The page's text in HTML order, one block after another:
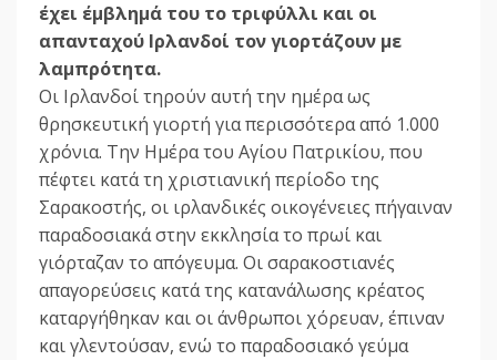
έχει έμβλημά του το τριφύλλι και οι
απανταχού Ιρλανδοί τον γιορτάζουν με
λαμπρότητα.
Οι Ιρλανδοί τηρούν αυτή την ημέρα ως
θρησκευτική γιορτή για περισσότερα από 1.000
χρόνια. Την Ημέρα του Αγίου Πατρικίου, που
πέφτει κατά τη χριστιανική περίοδο της
Σαρακοστής, οι ιρλανδικές οικογένειες πήγαιναν
παραδοσιακά στην εκκλησία το πρωί και
γιόρταζαν το απόγευμα. Οι σαρακοστιανές
απαγορεύσεις κατά της κατανάλωσης κρέατος
καταργήθηκαν και οι άνθρωποι χόρευαν, έπιναν
και γλεντούσαν, ενώ το παραδοσιακό γεύμα